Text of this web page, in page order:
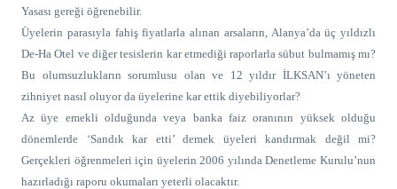
Yasası gereği öğrenebilir.
Üyelerin parasıyla fahiş fiyatlarla alınan arsaların, Alanya’da üç yıldızlı
De-Ha Otel ve diğer tesislerin kar etmediği raporlarla sübut bulmamış mı?
Bu olumsuzlukların sorumlusu olan ve 12 yıldır İLKSAN’ı yöneten
zihniyet nasıl oluyor da üyelerine kar ettik diyebiliyorlar?
Az üye emekli olduğunda veya banka faiz oranının yüksek olduğu
dönemlerde ‘Sandık kar etti’ demek üyeleri kandırmak değil mi?
Gerçekleri öğrenmeleri için üyelerin 2006 yılında Denetleme Kurulu’nun
hazırladığı raporu okumaları yeterli olacaktır.